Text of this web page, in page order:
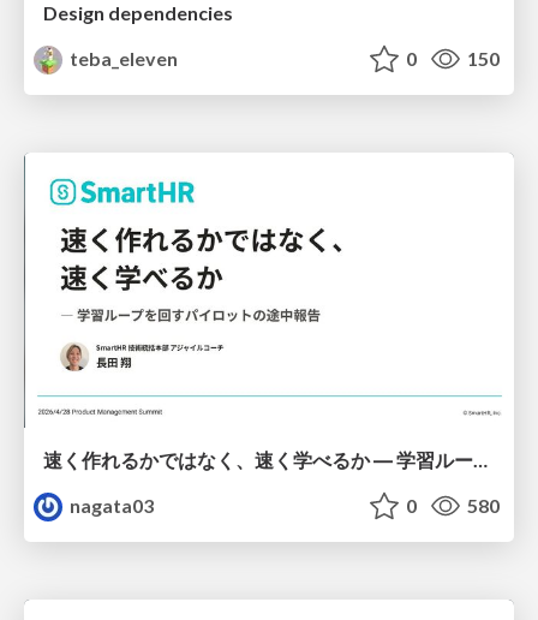
Design dependencies
teba_eleven
0 150
速く作れるかではなく、速く学べるか ― 学習ループを回すパイロットの途中報告
nagata03
0 580